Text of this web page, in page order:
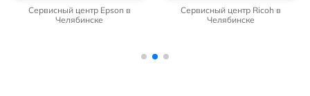
Сервисный центр Epson в
Челябинске
Сервисный центр Ricoh в
Челябинске